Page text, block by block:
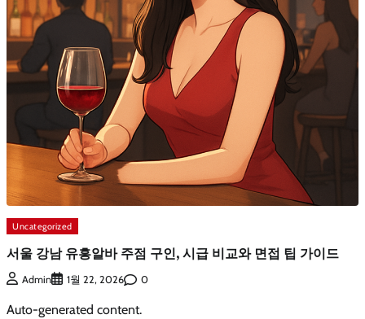
Uncategorized
서울 강남 유흥알바 주점 구인, 시급 비교와 면접 팁 가이드
Admin 1월 22, 2026 0
Auto-generated content.